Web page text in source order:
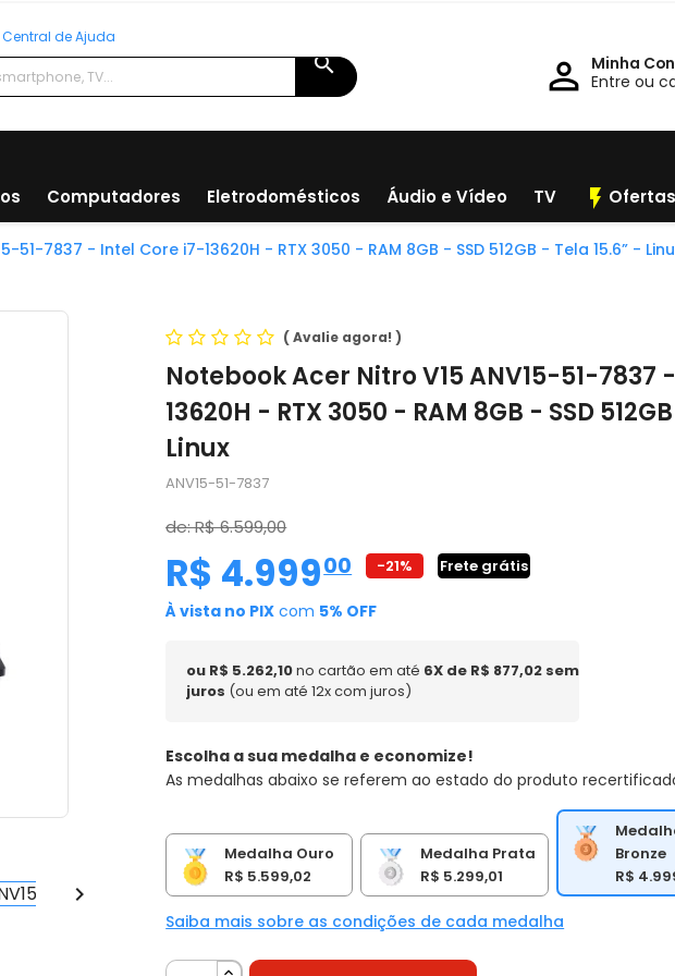
Central de Ajuda
search  Minha
Entre ou
Computadores Eletrodomésticos Áudio e Vídeo TV flash_on
51-7837 - Intel Core i7-13620H - RTX 3050 - RAM 8GB - SSD 512GB - Tela 15.6” -

(Avalie agora!)
Notebook Acer Nitro V15 ANV15-51-7837
13620H - RTX 3050 - RAM 8GB - SSD
Linux
ANV15-51-7837
de: R$ 6.599,00
R$ 4.999,
00 -21% Frete grátis
À vista no PIX com 5% OFF
ou R$ 5.262,10no cartão em até 6X de R$ 877,02 sem
juros (ou em até 12x com juros)
Escolha a sua medalha e economize!
As medalhas abaixo se referem ao estado do produto
Medalha Ouro
R$ 5.599,02
Medalha Prata
R$ 5.299,01
Bronze
R$
Saiba mais sobre as condições de cada medalha